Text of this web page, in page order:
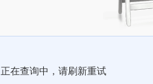
正在查询中，请刷新重试